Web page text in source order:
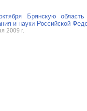
Брянскую
и науки Российской
2009 г.